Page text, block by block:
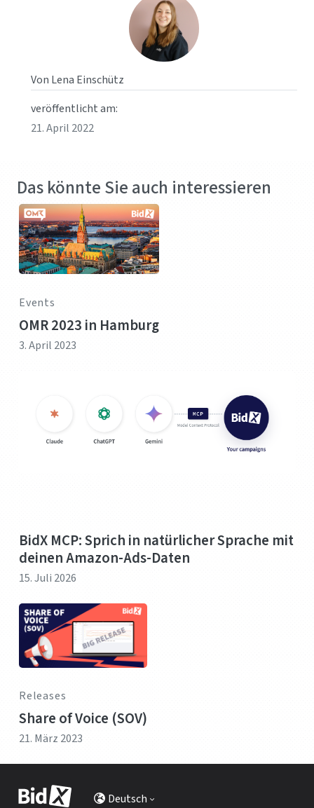
Von Lena Einschütz
veröffentlicht am:
21. April 2022
Das könnte Sie auch interessieren
Events
OMR 2023 in Hamburg
3. April 2023
BidX MCP: Sprich in natürlicher Sprache mit
deinen Amazon-Ads-Daten
15. Juli 2026
Releases
Share of Voice (SOV)
21. März 2023
Deutsch